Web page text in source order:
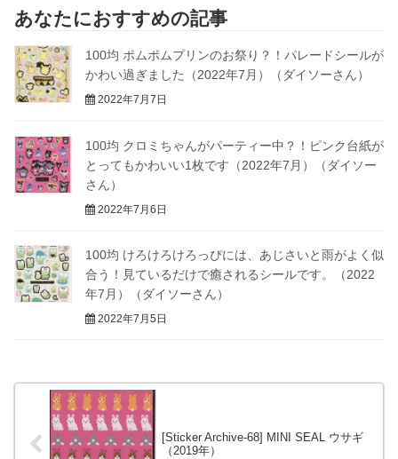
あなたにおすすめの記事
100均 ポムポムプリンのお祭り？！パレードシールが
かわい過ぎました（2022年7月）（ダイソーさん）
2022年7月7日
100均 クロミちゃんがパーティー中？！ピンク台紙が
とってもかわいい1枚です（2022年7月）（ダイソー
さん）
2022年7月6日
100均 けろけろけろっぴには、あじさいと雨がよく似
合う！見ているだけで癒されるシールです。（2022
年7月）（ダイソーさん）
2022年7月5日
[Sticker Archive-68] MINI SEAL ウサギ
（2019年）